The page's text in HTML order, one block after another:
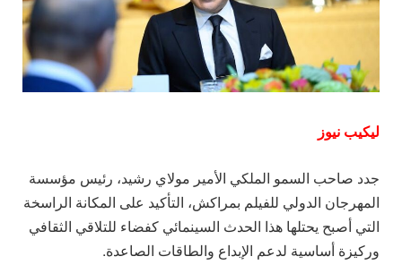
ليكيب نيوز
جدد صاحب السمو الملكي الأمير مولاي رشيد، رئيس مؤسسة
المهرجان الدولي للفيلم بمراكش، التأكيد على المكانة الراسخة
التي أصبح يحتلها هذا الحدث السينمائي كفضاء للتلاقي الثقافي
وركيزة أساسية لدعم الإبداع والطاقات الصاعدة.